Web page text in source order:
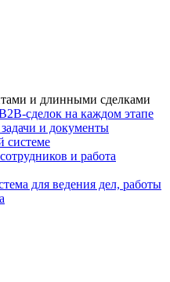
и длинными сделками
сделок на каждом этапе
и документы
системе
и работа
для ведения дел, работы